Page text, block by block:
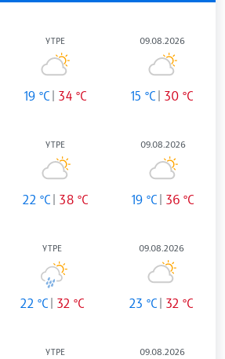
УТРЕ
19 °C 34 °C
09.08.2026
15 °C 30 °C
УТРЕ
22 °C 38 °C
09.08.2026
19 °C 36 °C
УТРЕ
22 °C 32 °C
09.08.2026
23 °C 32 °C
УТРЕ 09.08.2026